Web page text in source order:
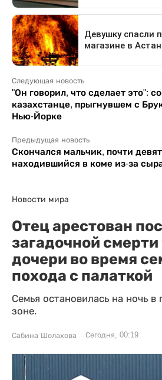
Следующая новость
"Он говорил, что сделает это":
казахстанце, прыгнувшем с
Нью-Йорке
Предыдущая новость
Скончался мальчик, почти
находившийся в коме из-за
Новости мира
Отец арестован
загадочной
дочери во время
похода с палаткой
Семья остановилась на ночь
зоне.
Сабина Шолахова Сегодня, 00:19